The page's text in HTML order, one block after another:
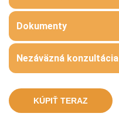
Dokumenty
Nezáväzná konzultácia
KÚPIŤ TERAZ